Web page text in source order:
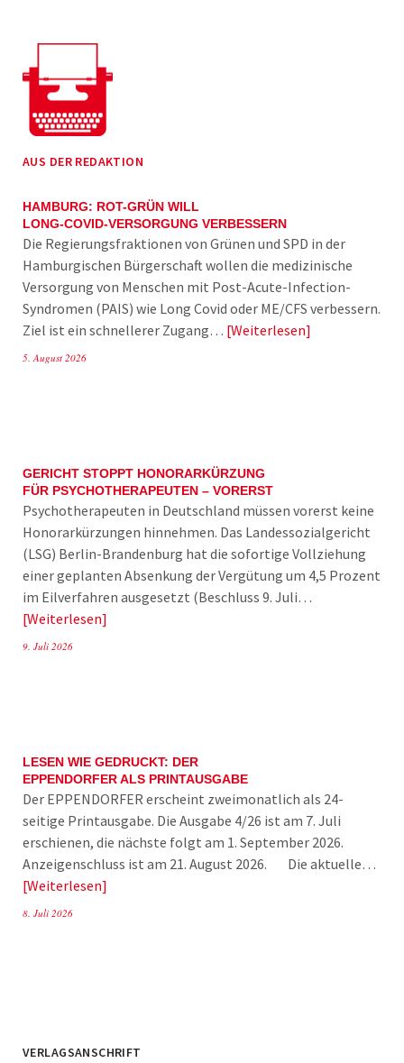
AUS DER REDAKTION
HAMBURG: ROT-GRÜN WILL
LONG-COVID-VERSORGUNG VERBESSERN
Die Regierungsfraktionen von Grünen und SPD in der
Hamburgischen Bürgerschaft wollen die medizinische
Versorgung von Menschen mit Post-Acute-Infection-
Syndromen (PAIS) wie Long Covid oder ME/CFS verbessern.
Ziel ist ein schnellerer Zugang… Weiterlesen
5. August 2026
GERICHT STOPPT HONORARKÜRZUNG
FÜR PSYCHOTHERAPEUTEN – VORERST
Psychotherapeuten in Deutschland müssen vorerst keine
Honorarkürzungen hinnehmen. Das Landessozialgericht
(LSG) Berlin-Brandenburg hat die sofortige Vollziehung
einer geplanten Absenkung der Vergütung um 4,5 Prozent
im Eilverfahren ausgesetzt (Beschluss 9. Juli…
Weiterlesen
9. Juli 2026
LESEN WIE GEDRUCKT: DER
EPPENDORFER ALS PRINTAUSGABE
Der EPPENDORFER erscheint zweimonatlich als 24-
seitige Printausgabe. Die Ausgabe 4/26 ist am 7. Juli
erschienen, die nächste folgt am 1. September 2026.
Anzeigenschluss ist am 21. August 2026. Die aktuelle…
Weiterlesen
8. Juli 2026
VERLAGSANSCHRIFT